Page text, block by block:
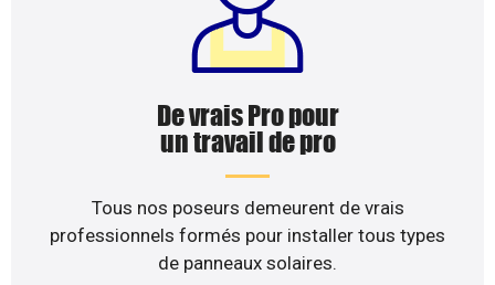
De vrais Pro pour
un travail de pro
Tous nos poseurs demeurent de vrais
professionnels formés pour installer tous types
de panneaux solaires.